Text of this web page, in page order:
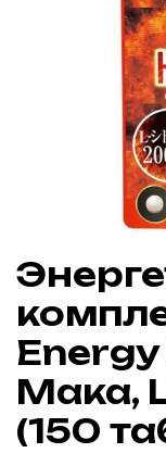
Мака,
(150